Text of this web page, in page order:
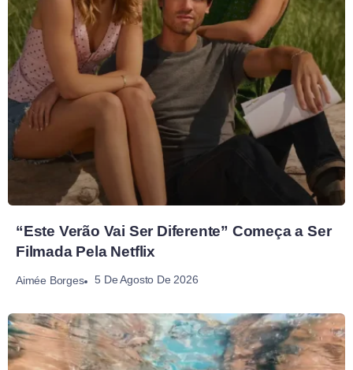
“Este Verão Vai Ser Diferente” Começa a Ser
Filmada Pela Netflix
Aimée Borges 5 De Agosto De 2026